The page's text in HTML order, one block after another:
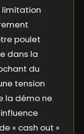
limitation
poulet
dans la
du
tension
la démo ne
« cash out »